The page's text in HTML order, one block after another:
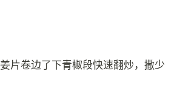
片卷边了下青椒段快速翻炒，撒少